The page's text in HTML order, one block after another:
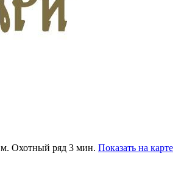
м. Охотный ряд 3 мин. Показать на карте